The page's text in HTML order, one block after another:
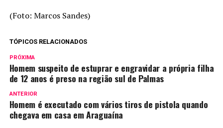
(Foto: Marcos Sandes)
TÓPICOS RELACIONADOS
PRÓXIMA
Homem suspeito de estuprar e engravidar a própria filha
de 12 anos é preso na região sul de Palmas
ANTERIOR
Homem é executado com vários tiros de pistola quando
chegava em casa em Araguaína